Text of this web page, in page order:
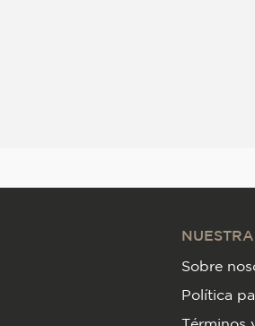
Sobre
Política